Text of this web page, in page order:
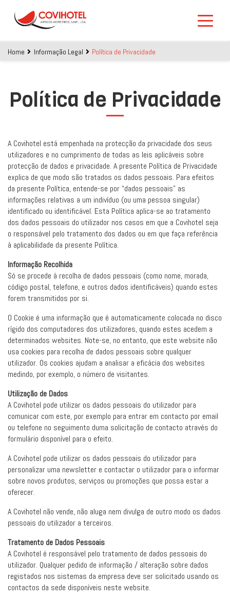
Home Informação Legal Política de Privacidade
Política de Privacidade
A Covihotel está empenhada na protecção da privacidade dos seus
utilizadores e no cumprimento de todas as leis aplicáveis sobre
protecção de dados e privacidade. A presente Política de Privacidade
explica de que modo são tratados os dados pessoais. Para efeitos
da presente Política, entende-se por “dados pessoais” as
informações relativas a um indivíduo (ou uma pessoa singular)
identificado ou identificável. Esta Política aplica-se ao tratamento
dos dados pessoais do utilizador nos casos em que a Covihotel seja
o responsável pelo tratamento dos dados ou em que faça referência
à aplicabilidade da presente Política.
Informação Recolhida
Só se procede à recolha de dados pessoais (como nome, morada,
código postal, telefone, e outros dados identificáveis) quando estes
forem transmitidos por si.
O Cookie é uma informação que é automaticamente colocada no disco
rígido dos computadores dos utilizadores, quando estes acedem a
determinados websites. Note-se, no entanto, que este website não
usa cookies para recolha de dados pessoais sobre qualquer
utilizador. Os cookies ajudam a analisar a eficácia dos websites
medindo, por exemplo, o número de visitantes.
Utilização de Dados
A Covihotel pode utilizar os dados pessoais do utilizador para
comunicar com este, por exemplo para entrar em contacto por email
ou telefone no seguimento duma solicitação de contacto através do
formulário disponível para o efeito.
A Covihotel pode utilizar os dados pessoais do utilizador para
personalizar uma newsletter e contactar o utilizador para o informar
sobre novos produtos, serviços ou promoções que possa estar a
oferecer.
A Covihotel não vende, não aluga nem divulga de outro modo os dados
pessoais do utilizador a terceiros.
Tratamento de Dados Pessoais
A Covihotel é responsável pelo tratamento de dados pessoais do
utilizador. Qualquer pedido de informação / alteração sobre dados
registados nos sistemas da empresa deve ser solicitado usando os
contactos da sede disponíveis neste website.